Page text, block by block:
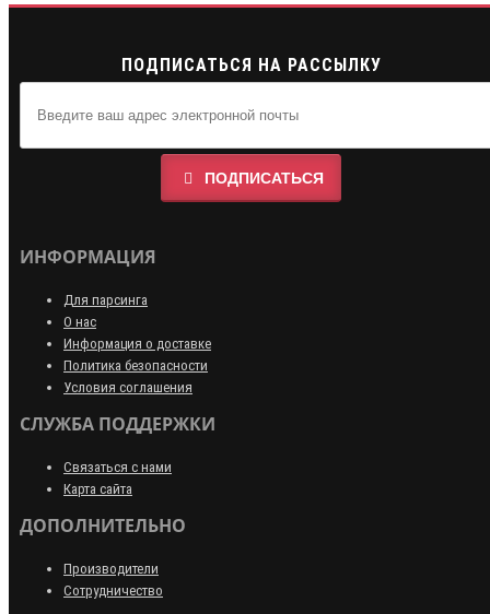
ПОДПИСАТЬСЯ НА РАССЫЛКУ
ПОДПИСАТЬСЯ
ИНФОРМАЦИЯ
Для парсинга
О нас
Информация о доставке
Политика безопасности
Условия соглашения
СЛУЖБА ПОДДЕРЖКИ
Связаться с нами
Карта сайта
ДОПОЛНИТЕЛЬНО
Производители
Сотрудничество